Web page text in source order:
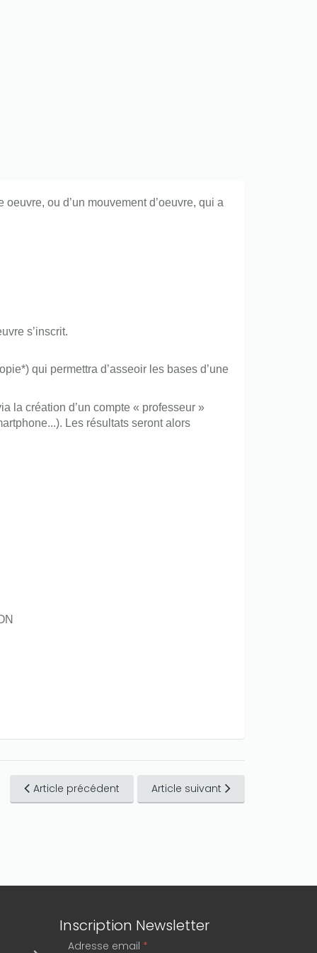
ou d’un mouvement d’oeuvre, qui a
s’inscrit.
qui permettra d’asseoir les bases d’une
la création d’un compte « professeur »
Les résultats seront alors
Article précédent Article suivant
Inscription Newsletter
Adresse email *